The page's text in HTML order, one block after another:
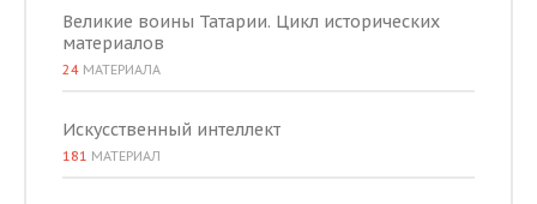
Великие воины Татарии. Цикл исторических
материалов
24 МАТЕРИАЛА
Искусственный интеллект
181 МАТЕРИАЛ